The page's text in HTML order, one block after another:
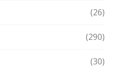
(26)
(290)
(30)